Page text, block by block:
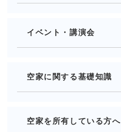
イベント・講演会
空家に関する基礎知識
空家を所有している方へ